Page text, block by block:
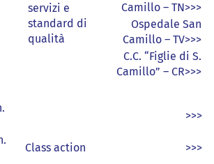
servizi e
standard di
qualità
Camillo – TN>>>
Ospedale San
Camillo – TV>>>
C.C. “Figlie di S.
Camillo” – CR>>>
Class action
>>>
>>>